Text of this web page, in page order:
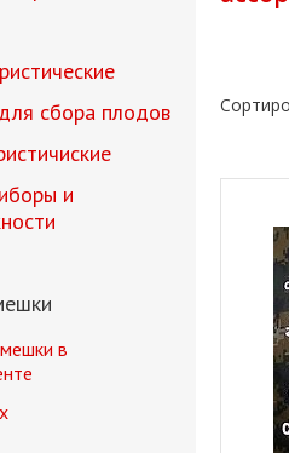
сбора плодов
и
в